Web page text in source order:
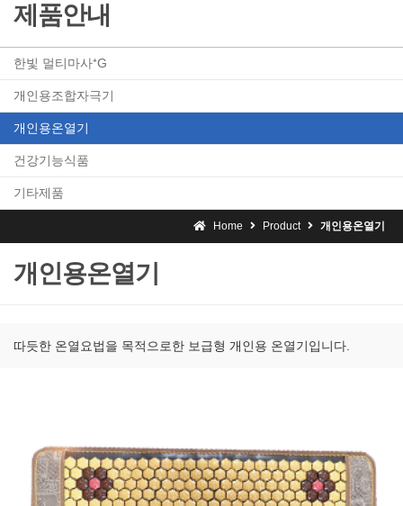
제품안내
한빛 멀티마사⁺G
개인용조합자극기
개인용온열기
건강기능식품
기타제품
Home Product 개인용온열기
개인용온열기
따듯한 온열요법을 목적으로한 보급형 개인용 온열기입니다.